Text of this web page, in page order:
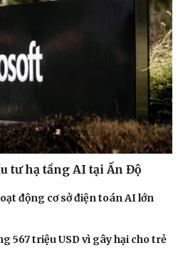
Nhà đẹp
Tình yêu - Gia đình
tư hạ tầng AI tại Ấn Độ
động cơ sở điện toán AI lớn
567 triệu USD vì gây hại cho trẻ